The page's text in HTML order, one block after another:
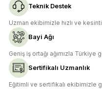
Teknik Destek
Uzman ekibimizle hızlı ve
Bayi Ağı
Geniş iş ortağı ağımızla
Sertifikalı Uzmanlık
Eğitimli ve sertifikalı ekibimizle